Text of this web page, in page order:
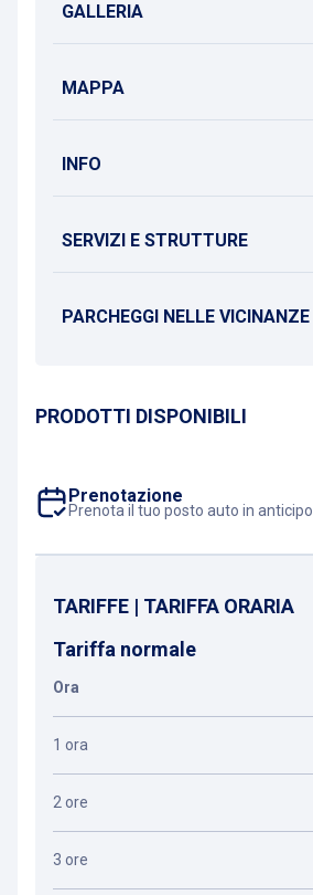
GALLERIA
MAPPA
INFO
SERVIZI E STRUTTURE
PARCHEGGI NELLE VICINANZE
PRODOTTI DISPONIBILI
Prenotazione
Prenota il tuo posto auto in anticipo
TARIFFE | TARIFFA ORARIA
Tariffa normale
Ora
1 ora
2 ore
3 ore